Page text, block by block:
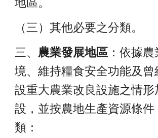
（三）其他必要之分類。
三、 農業發展地區 ：依據
境、維持糧食安全功能及曾
設重大農業改良設施之情形
設，並按農地生產資源條件
類：